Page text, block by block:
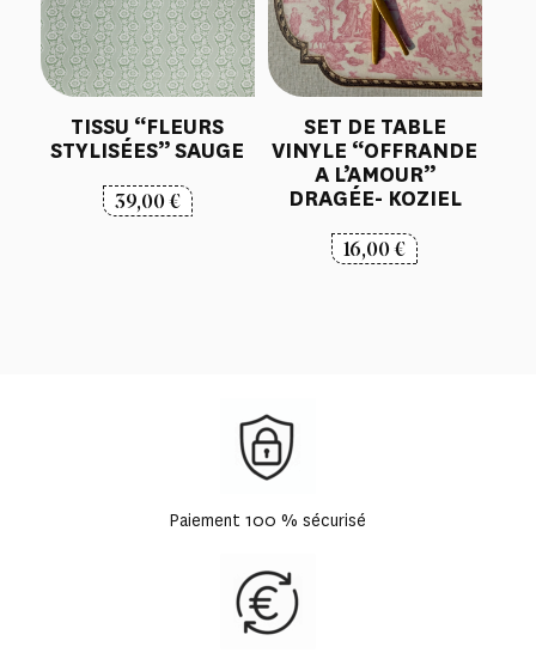
TISSU “FLEURS
STYLISÉES” SAUGE
39,00€
SET DE TABLE
VINYLE “OFFRANDE
A L’AMOUR”
DRAGÉE- KOZIEL
16,00€
Paiement 100 % sécurisé